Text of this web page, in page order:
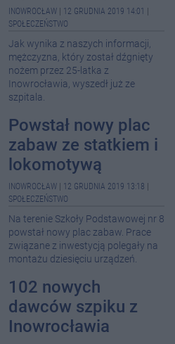
INOWROCŁAW 12 GRUDNIA 2019 14:01
SPOŁECZEŃSTWO
Jak wynika z naszych informacji,
mężczyzna, który został dźgnięty
nożem przez 25-latka z
Inowrocławia, wyszedł już ze
szpitala.
Powstał nowy plac
zabaw ze statkiem i
lokomotywą
INOWROCŁAW 12 GRUDNIA 2019 13:18
SPOŁECZEŃSTWO
Na terenie Szkoły Podstawowej nr 8
powstał nowy plac zabaw. Prace
związane z inwestycją polegały na
montażu dziesięciu urządzeń.
102 nowych
dawców szpiku z
Inowrocławia